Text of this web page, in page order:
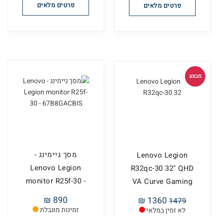
פרטים מלאים פרטים מלאים
זמינות מוגבלת
מסך גיימינג -
Lenovo Legion
monitor R25f-30 -
67B8GACBI...
890 ₪
לא זמין במלאי
מבצע
Lenovo Legion
R32qc-30 32" QHD
VA Curve Gaming
monitor
1479